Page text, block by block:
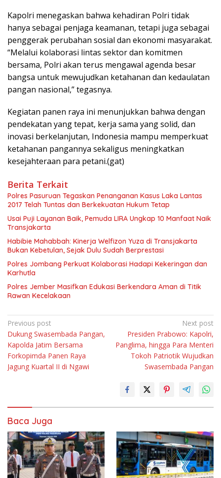
Kapolri menegaskan bahwa kehadiran Polri tidak
hanya sebagai penjaga keamanan, tetapi juga sebagai
penggerak perubahan sosial dan ekonomi masyarakat.
“Melalui kolaborasi lintas sektor dan komitmen
bersama, Polri akan terus mengawal agenda besar
bangsa untuk mewujudkan ketahanan dan kedaulatan
pangan nasional,” tegasnya.
Kegiatan panen raya ini menunjukkan bahwa dengan
pendekatan yang tepat, kerja sama yang solid, dan
inovasi berkelanjutan, Indonesia mampu memperkuat
ketahanan pangannya sekaligus meningkatkan
kesejahteraan para petani.(gat)
Berita Terkait
Polres Pasuruan Tegaskan Penanganan Kasus Laka Lantas
2017 Telah Tuntas dan Berkekuatan Hukum Tetap
Usai Puji Layanan Baik, Pemuda LIRA Ungkap 10 Manfaat Naik
Transjakarta
Habibie Mahabbah: Kinerja Welfizon Yuza di Transjakarta
Bukan Kebetulan, Sejak Dulu Sudah Berprestasi
Polres Jombang Perkuat Kolaborasi Hadapi Kekeringan dan
Karhutla
Polres Jember Masifkan Edukasi Berkendara Aman di Titik
Rawan Kecelakaan
Navigasi
pos
Previous post
Dukung Swasembada Pangan,
Kapolda Jatim Bersama
Forkopimda Panen Raya
Jagung Kuartal II di Ngawi
Next post
Presiden Prabowo: Kapolri,
Panglima, hingga Para Menteri
Tokoh Patriotik Wujudkan
Swasembada Pangan
Baca Juga